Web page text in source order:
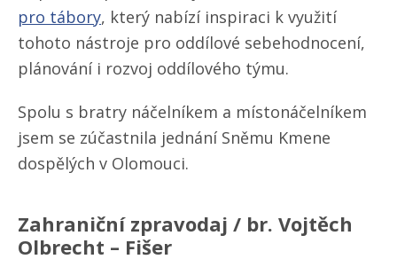
pro tábory, který nabízí inspiraci k využití
tohoto nástroje pro oddílové sebehodnocení,
plánování i rozvoj oddílového týmu.
Spolu s bratry náčelníkem a místonáčelníkem
jsem se zúčastnila jednání Sněmu Kmene
dospělých v Olomouci.
Zahraniční zpravodaj / br. Vojtěch
Olbrecht – Fišer